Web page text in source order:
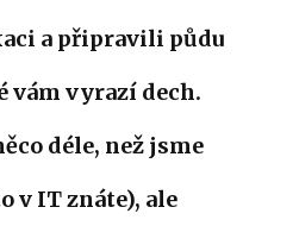
a připravili půdu
vám vyrazí dech.
déle, než jsme
v IT znáte), ale